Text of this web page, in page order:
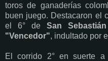
toros de ganaderías
buen juego. Destacaron el
el 6° de San
"Vencedor", indultado por
El corrido 2° en suerte a